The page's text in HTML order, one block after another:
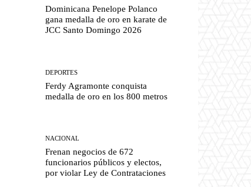
Dominicana Penelope Polanco
gana medalla de oro en karate de
JCC Santo Domingo 2026
DEPORTES
Ferdy Agramonte conquista
medalla de oro en los 800 metros
NACIONAL
Frenan negocios de 672
funcionarios públicos y electos,
por violar Ley de Contrataciones